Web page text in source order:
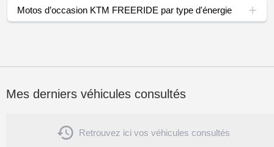
Motos d’occasion KTM FREERIDE par type d'énergie
Mes derniers véhicules consultés
 Retrouvez ici vos véhicules consultés